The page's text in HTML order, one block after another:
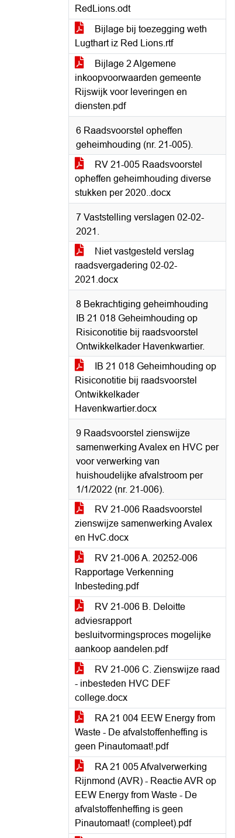
RedLions.odt
Bijlage bij toezegging weth
Lugthart iz Red Lions.rtf
Bijlage 2 Algemene
inkoopvoorwaarden gemeente
Rijswijk voor leveringen en
diensten.pdf
6 Raadsvoorstel opheffen
geheimhouding (nr. 21-005).
RV 21-005 Raadsvoorstel
opheffen geheimhouding diverse
stukken per 2020..docx
7 Vaststelling verslagen 02-02-
2021.
Niet vastgesteld verslag
raadsvergadering 02-02-
2021.docx
8 Bekrachtiging geheimhouding
IB 21 018 Geheimhouding op
Risiconotitie bij raadsvoorstel
Ontwikkelkader Havenkwartier.
IB 21 018 Geheimhouding op
Risiconotitie bij raadsvoorstel
Ontwikkelkader
Havenkwartier.docx
9 Raadsvoorstel zienswijze
samenwerking Avalex en HVC per
voor verwerking van
huishoudelijke afvalstroom per
1/1/2022 (nr. 21-006).
RV 21-006 Raadsvoorstel
zienswijze samenwerking Avalex
en HvC.docx
RV 21-006 A. 20252-006
Rapportage Verkenning
Inbesteding.pdf
RV 21-006 B. Deloitte
adviesrapport
besluitvormingsproces mogelijke
aankoop aandelen.pdf
RV 21-006 C. Zienswijze raad
- inbesteden HVC DEF
college.docx
RA 21 004 EEW Energy from
Waste - De afvalstoffenheffing is
geen Pinautomaat!.pdf
RA 21 005 Afvalverwerking
Rijnmond (AVR) - Reactie AVR op
EEW Energy from Waste - De
afvalstoffenheffing is geen
Pinautomaat! (compleet).pdf